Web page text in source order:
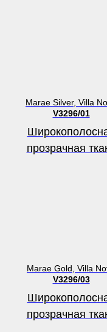
Marae Silver, Villa
V3296/01
прозрачная
Marae Gold, Villa
V3296/03
прозрачная